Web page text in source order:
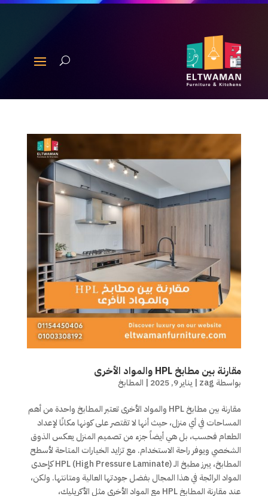
مقارنة بين مطابخ HPL والمواد الأخرى
بواسطة zag
| يناير 9, 2025 | المطابخ
مقارنة بين مطابخ HPL والمواد الأخرى تعتبر المطابخ واحدة من أهم
المساحات في أي منزل، حيث أنها لا تقتصر على كونها مكانًا لإعداد
الطعام فحسب، بل هي أيضاً جزء من تصميم المنزل يعكس الذوق
الشخصي ويوفر راحة الاستخدام. مع تزايد الخيارات المتاحة لأسطح
المطابخ، يبرز مطبخ الـ HPL (High Pressure Laminate) كإحدى
المواد الرائجة في هذا المجال بفضل جودتها العالية ومتانتها. ولكن،
عند مقارنة المطابخ HPL مع المواد الأخرى مثل الأكريليك،